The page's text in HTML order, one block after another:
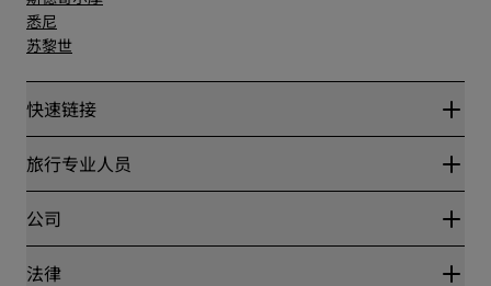
悉尼
苏黎世
快速链接
丽赏会
Blog
目的地
丽笙酒店集团APP
旅行专业人员
合作伙伴
公司
丽笙酒店集团
法律